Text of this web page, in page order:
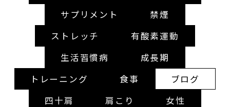
サプリメント
禁煙
ストレッチ
有酸素運動
生活習慣病
成長期
トレーニング
食事
ブログ
四十肩
肩こり
女性